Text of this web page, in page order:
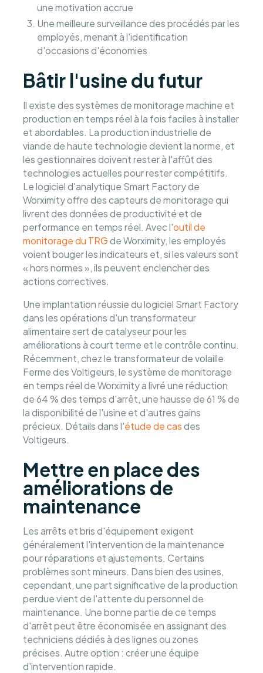
une motivation accrue
Une meilleure surveillance des procédés par les
employés, menant à l'identification
d'occasions d'économies
Bâtir l'usine du futur
Il existe des systèmes de monitorage machine et
production en temps réel à la fois faciles à installer
et abordables. La production industrielle de
viande de haute technologie devient la norme, et
les gestionnaires doivent rester à l'affût des
technologies actuelles pour rester compétitifs.
Le logiciel d'analytique Smart Factory de
Worximity offre des capteurs de monitorage qui
livrent des données de productivité et de
performance en temps réel. Avec l'outil de
monitorage du TRG de Worximity, les employés
voient bouger les indicateurs et, si les valeurs sont
« hors normes », ils peuvent enclencher des
actions correctives.
Une implantation réussie du logiciel Smart Factory
dans les opérations d'un transformateur
alimentaire sert de catalyseur pour les
améliorations à court terme et le contrôle continu.
Récemment, chez le transformateur de volaille
Ferme des Voltigeurs, le système de monitorage
en temps réel de Worximity a livré une réduction
de 64 % des temps d'arrêt, une hausse de 61 % de
la disponibilité de l'usine et d'autres gains
précieux. Détails dans l'étude de cas des
Voltigeurs.
Mettre en place des
améliorations de
maintenance
Les arrêts et bris d'équipement exigent
généralement l'intervention de la maintenance
pour réparations et ajustements. Certains
problèmes sont mineurs. Dans bien des usines,
cependant, une part significative de la production
perdue vient de l'attente du personnel de
maintenance. Une bonne partie de ce temps
d'arrêt peut être économisée en assignant des
techniciens dédiés à des lignes ou zones
précises. Autre option : créer une équipe
d'intervention rapide.